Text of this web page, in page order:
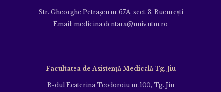
Str. Gheorghe Petraşcu nr.67A, sect. 3, Bucureşti
Email: medicina.dentara@univ.utm.ro
Facultatea de Asistență Medicală Tg. Jiu
B-dul Ecaterina Teodoroiu nr.100, Tg. Jiu